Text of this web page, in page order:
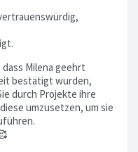
Milena geehrt
bestätigt wurden,
durch Projekte ihre
umzusetzen, um sie